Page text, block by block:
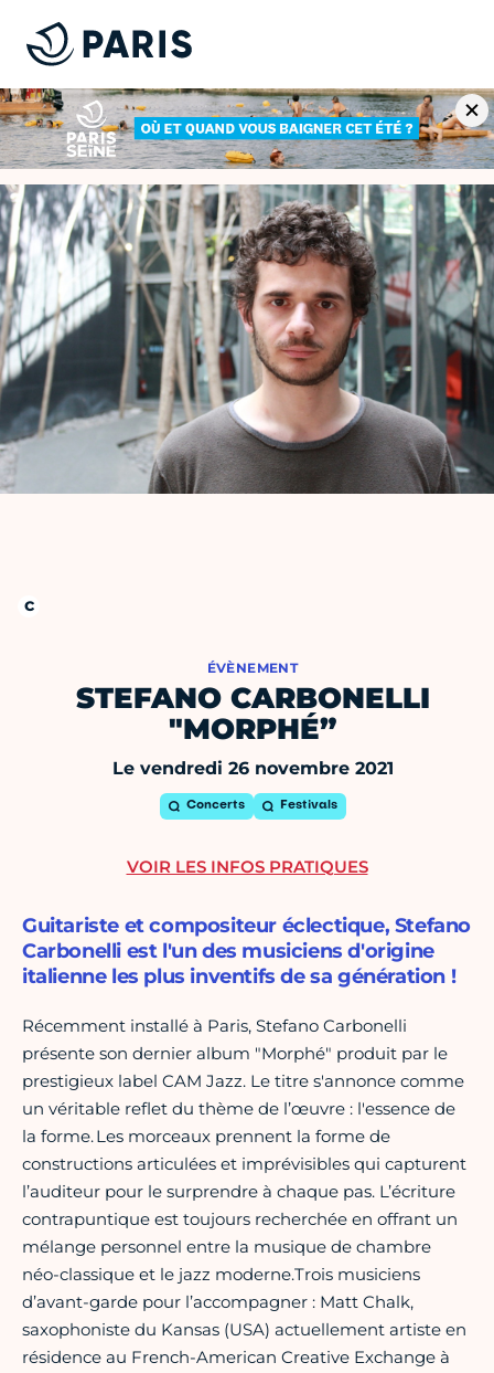
ÉVÈNEMENT
STEFANO CARBONELLI
"MORPHÉ”
Le vendredi 26 novembre 2021
Concerts Festivals
Guitariste et compositeur éclectique, Stefano
Carbonelli est l'un des musiciens d'origine
italienne les plus inventifs de sa génération !
Récemment installé à Paris, Stefano Carbonelli
présente son dernier album "Morphé" produit par le
prestigieux label CAM Jazz. Le titre s'annonce comme
un véritable reflet du thème de l’œuvre : l'essence de
la forme. Les morceaux prennent la forme de
constructions articulées et imprévisibles qui capturent
l’auditeur pour le surprendre à chaque pas. L’écriture
contrapuntique est toujours recherchée en offrant un
mélange personnel entre la musique de chambre
néo-classique et le jazz moderne.Trois musiciens
d’avant-garde pour l’accompagner : Matt Chalk,
saxophoniste du Kansas (USA) actuellement artiste en
résidence au French-American Creative Exchange à
VOIR LES INFOS PRATIQUES